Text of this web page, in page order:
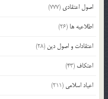
اصول اعتقادی (777)
اطلاعیه ها (26)
اعتقادات و اصول دین (28)
اعتکاف (43)
اعیاد اسلامی (211)